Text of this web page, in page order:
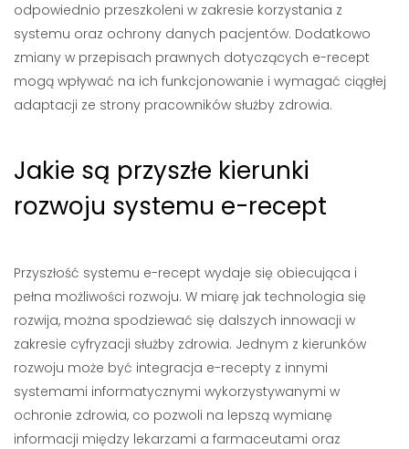
odpowiednio przeszkoleni w zakresie korzystania z
systemu oraz ochrony danych pacjentów. Dodatkowo
zmiany w przepisach prawnych dotyczących e-recept
mogą wpływać na ich funkcjonowanie i wymagać ciągłej
adaptacji ze strony pracowników służby zdrowia.
Jakie są przyszłe kierunki
rozwoju systemu e-recept
Przyszłość systemu e-recept wydaje się obiecująca i
pełna możliwości rozwoju. W miarę jak technologia się
rozwija, można spodziewać się dalszych innowacji w
zakresie cyfryzacji służby zdrowia. Jednym z kierunków
rozwoju może być integracja e-recepty z innymi
systemami informatycznymi wykorzystywanymi w
ochronie zdrowia, co pozwoli na lepszą wymianę
informacji między lekarzami a farmaceutami oraz